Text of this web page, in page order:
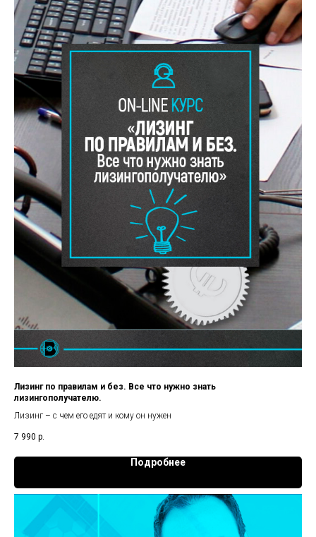
Лизинг по правилам и без. Все что нужно знать
лизингополучателю.
Лизинг – с чем его едят и кому он нужен
7 990 р.
Подробнее